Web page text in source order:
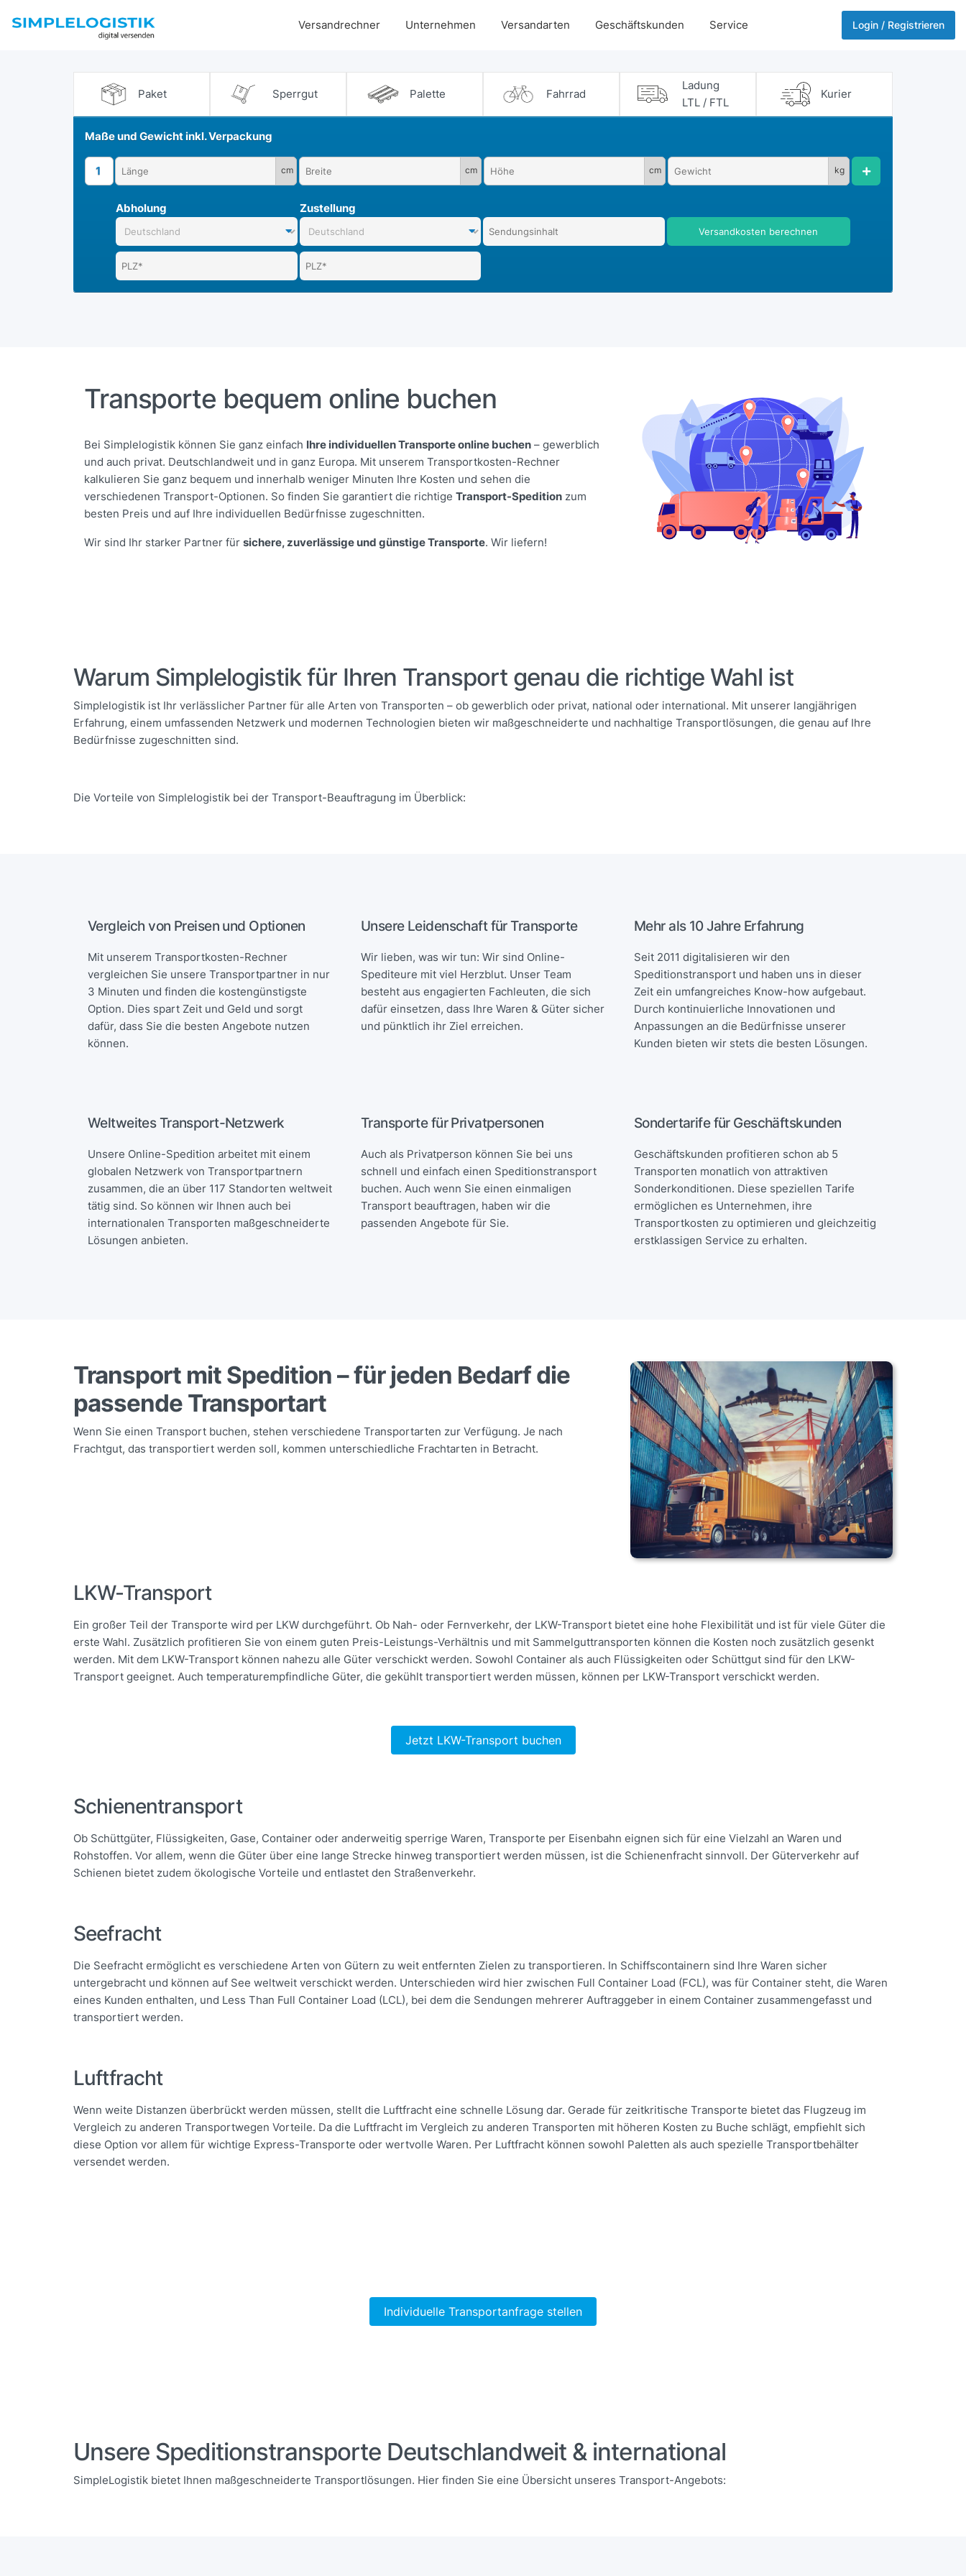
Versandrechner Unternehmen Versandarten Geschäftskunden Service Login / Registrieren
Paket Sperrgut Palette Fahrrad
Ladung
LTL / FTL
Kurier
Maße und Gewicht inkl. Verpackung
1 cm cm cm kg
Abholung Zustellung
Versandkosten berechnen
Transporte bequem online buchen
Bei Simplelogistik können Sie ganz einfach Ihre individuellen Transporte online buchen – gewerblich
und auch privat. Deutschlandweit und in ganz Europa. Mit unserem Transportkosten-Rechner
kalkulieren Sie ganz bequem und innerhalb weniger Minuten Ihre Kosten und sehen die
verschiedenen Transport-Optionen. So finden Sie garantiert die richtige Transport-Spedition zum
besten Preis und auf Ihre individuellen Bedürfnisse zugeschnitten.
Wir sind Ihr starker Partner für sichere, zuverlässige und günstige Transporte. Wir liefern!
Warum Simplelogistik für Ihren Transport genau die richtige Wahl ist
Simplelogistik ist Ihr verlässlicher Partner für alle Arten von Transporten – ob gewerblich oder privat, national oder international. Mit unserer langjährigen
Erfahrung, einem umfassenden Netzwerk und modernen Technologien bieten wir maßgeschneiderte und nachhaltige Transportlösungen, die genau auf Ihre
Bedürfnisse zugeschnitten sind.
Die Vorteile von Simplelogistik bei der Transport-Beauftragung im Überblick:
Vergleich von Preisen und Optionen
Mit unserem Transportkosten-Rechner
vergleichen Sie unsere Transportpartner in nur
3 Minuten und finden die kostengünstigste
Option. Dies spart Zeit und Geld und sorgt
dafür, dass Sie die besten Angebote nutzen
können.
Unsere Leidenschaft für Transporte
Wir lieben, was wir tun: Wir sind Online-
Spediteure mit viel Herzblut. Unser Team
besteht aus engagierten Fachleuten, die sich
dafür einsetzen, dass Ihre Waren & Güter sicher
und pünktlich ihr Ziel erreichen.
Mehr als 10 Jahre Erfahrung
Seit 2011 digitalisieren wir den
Speditionstransport und haben uns in dieser
Zeit ein umfangreiches Know-how aufgebaut.
Durch kontinuierliche Innovationen und
Anpassungen an die Bedürfnisse unserer
Kunden bieten wir stets die besten Lösungen.
Weltweites Transport-Netzwerk
Unsere Online-Spedition arbeitet mit einem
globalen Netzwerk von Transportpartnern
zusammen, die an über 117 Standorten weltweit
tätig sind. So können wir Ihnen auch bei
internationalen Transporten maßgeschneiderte
Lösungen anbieten.
Transporte für Privatpersonen
Auch als Privatperson können Sie bei uns
schnell und einfach einen Speditionstransport
buchen. Auch wenn Sie einen einmaligen
Transport beauftragen, haben wir die
passenden Angebote für Sie.
Sondertarife für Geschäftskunden
Geschäftskunden profitieren schon ab 5
Transporten monatlich von attraktiven
Sonderkonditionen. Diese speziellen Tarife
ermöglichen es Unternehmen, ihre
Transportkosten zu optimieren und gleichzeitig
erstklassigen Service zu erhalten.
Transport mit Spedition – für jeden Bedarf die
passende Transportart
Wenn Sie einen Transport buchen, stehen verschiedene Transportarten zur Verfügung. Je nach
Frachtgut, das transportiert werden soll, kommen unterschiedliche Frachtarten in Betracht.
LKW-Transport
Ein großer Teil der Transporte wird per LKW durchgeführt. Ob Nah- oder Fernverkehr, der LKW-Transport bietet eine hohe Flexibilität und ist für viele Güter die
erste Wahl. Zusätzlich profitieren Sie von einem guten Preis-Leistungs-Verhältnis und mit Sammelguttransporten können die Kosten noch zusätzlich gesenkt
werden. Mit dem LKW-Transport können nahezu alle Güter verschickt werden. Sowohl Container als auch Flüssigkeiten oder Schüttgut sind für den LKW-
Transport geeignet. Auch temperaturempfindliche Güter, die gekühlt transportiert werden müssen, können per LKW-Transport verschickt werden.
Jetzt LKW-Transport buchen
Schienentransport
Ob Schüttgüter, Flüssigkeiten, Gase, Container oder anderweitig sperrige Waren, Transporte per Eisenbahn eignen sich für eine Vielzahl an Waren und
Rohstoffen. Vor allem, wenn die Güter über eine lange Strecke hinweg transportiert werden müssen, ist die Schienenfracht sinnvoll. Der Güterverkehr auf
Schienen bietet zudem ökologische Vorteile und entlastet den Straßenverkehr.
Seefracht
Die Seefracht ermöglicht es verschiedene Arten von Gütern zu weit entfernten Zielen zu transportieren. In Schiffscontainern sind Ihre Waren sicher
untergebracht und können auf See weltweit verschickt werden. Unterschieden wird hier zwischen Full Container Load (FCL), was für Container steht, die Waren
eines Kunden enthalten, und Less Than Full Container Load (LCL), bei dem die Sendungen mehrerer Auftraggeber in einem Container zusammengefasst und
transportiert werden.
Luftfracht
Wenn weite Distanzen überbrückt werden müssen, stellt die Luftfracht eine schnelle Lösung dar. Gerade für zeitkritische Transporte bietet das Flugzeug im
Vergleich zu anderen Transportwegen Vorteile. Da die Luftfracht im Vergleich zu anderen Transporten mit höheren Kosten zu Buche schlägt, empfiehlt sich
diese Option vor allem für wichtige Express-Transporte oder wertvolle Waren. Per Luftfracht können sowohl Paletten als auch spezielle Transportbehälter
versendet werden.
Individuelle Transportanfrage stellen
Unsere Speditionstransporte Deutschlandweit & international
SimpleLogistik bietet Ihnen maßgeschneiderte Transportlösungen. Hier finden Sie eine Übersicht unseres Transport-Angebots: